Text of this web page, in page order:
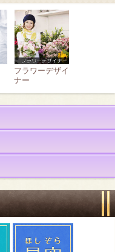
フラワーデザイ
ナー